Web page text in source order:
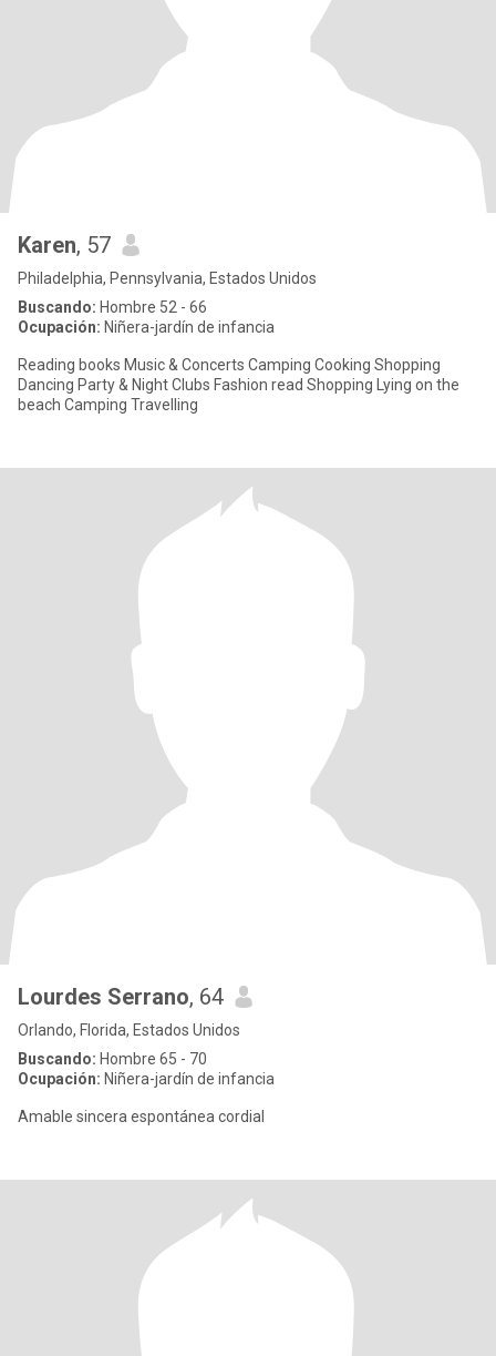
Karen, 57
Philadelphia, Pennsylvania, Estados Unidos
Buscando: Hombre 52 - 66
Ocupación: Niñera-jardín de infancia
Reading books Music & Concerts Camping Cooking Shopping
Dancing Party & Night Clubs Fashion read Shopping Lying on the
beach Camping Travelling
Lourdes Serrano, 64
Orlando, Florida, Estados Unidos
Buscando: Hombre 65 - 70
Ocupación: Niñera-jardín de infancia
Amable sincera espontánea cordial